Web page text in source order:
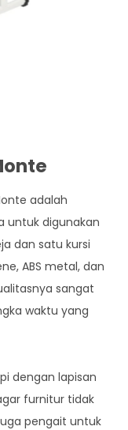
adalah
untuk digunakan
dan satu kursi
ABS metal, dan
sangat
waktu yang
dengan lapisan
furnitur tidak
pengait untuk